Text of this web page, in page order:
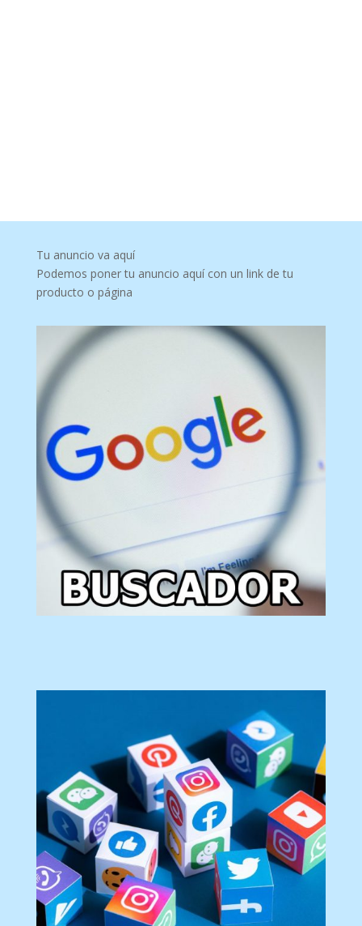
Tu anuncio va aquí
Podemos poner tu anuncio aquí con un link de tu
producto o página